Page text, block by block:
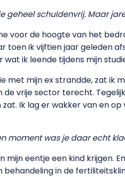
geheel schuldenvrij. Maar
voor de hoogte van het
toen ik vijftien jaar geleden
ik leende tijdens mijn
met mijn ex strandde, zat ik
vrije sector terecht.
zat. Ik lag er wakker van en
moment was je daar echt
mijn eentje een kind krijgen.
in de